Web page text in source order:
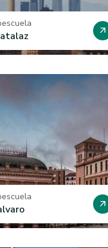
arrow_outward
arrow_outward